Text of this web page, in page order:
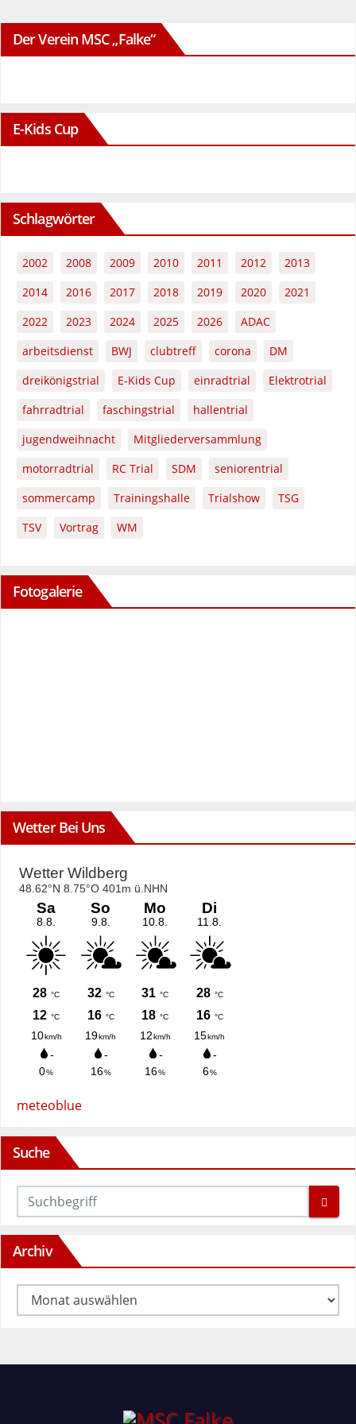
Der Verein MSC „Falke“
E-Kids Cup
Schlagwörter
2002 2008 2009 2010 2011 2012
2013
2014
2016 2017 2018 2019 2020
2021
2022
2023 2024 2025 2026
ADAC
arbeitsdienst
BWJ clubtreff corona
DM
dreikönigstrial
E-Kids Cup einradtrial
Elektrotrial
fahrradtrial
faschingstrial
hallentrial
jugendweihnacht
Mitgliederversammlung
motorradtrial
RC Trial SDM
seniorentrial
sommercamp
Trainingshalle Trialshow
TSG
TSV
Vortrag WM
Fotogalerie
Wetter Bei Uns
meteoblue
Suche
Archiv
Archiv